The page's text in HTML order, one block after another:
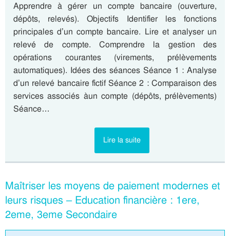
Apprendre à gérer un compte bancaire (ouverture,
dépôts, relevés). Objectifs Identifier les fonctions
principales d’un compte bancaire. Lire et analyser un
relevé de compte. Comprendre la gestion des
opérations courantes (virements, prélèvements
automatiques). Idées des séances Séance 1 : Analyse
d’un relevé bancaire fictif Séance 2 : Comparaison des
services associés àun compte (dépôts, prélèvements)
Séance…
Lire la suite
Maîtriser les moyens de paiement modernes et
leurs risques – Education financière : 1ere,
2eme, 3eme Secondaire